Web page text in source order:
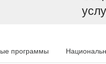
программы